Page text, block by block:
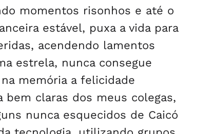
momentos risonhos e até o
estável, puxa a vida para
acendendo lamentos
estrela, nunca consegue
memória a felicidade
bem claras dos meus colegas,
nunca esquecidos de Caicó